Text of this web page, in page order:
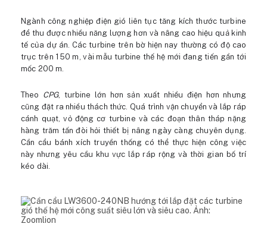
Ngành công nghiệp điện gió liên tục tăng kích thước turbine
để thu được nhiều năng lượng hơn và nâng cao hiệu quả kinh
tế của dự án. Các turbine trên bờ hiện nay thường có độ cao
trục trên 150 m, vài mẫu turbine thế hệ mới đang tiến gần tới
mốc 200 m.
Theo CPG, turbine lớn hơn sản xuất nhiều điện hơn nhưng
cũng đặt ra nhiều thách thức. Quá trình vận chuyển và lắp ráp
cánh quạt, vỏ động cơ turbine và các đoạn thân tháp nặng
hàng trăm tấn đòi hỏi thiết bị nâng ngày càng chuyên dụng.
Cần cẩu bánh xích truyền thống có thể thực hiện công việc
này nhưng yêu cầu khu vực lắp ráp rộng và thời gian bố trí
kéo dài.